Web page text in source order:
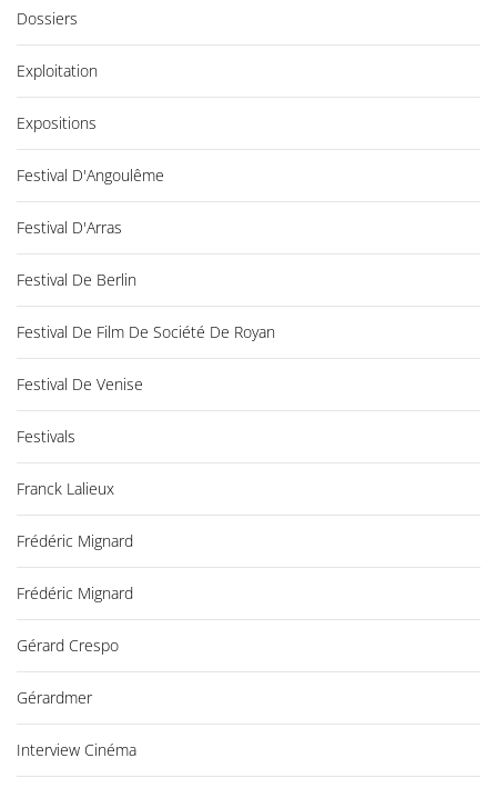
Dossiers
Exploitation
Expositions
Festival D'Angoulême
Festival D'Arras
Festival De Berlin
Festival De Film De Société De Royan
Festival De Venise
Festivals
Franck Lalieux
Frédéric Mignard
Frédéric Mignard
Gérard Crespo
Gérardmer
Interview Cinéma